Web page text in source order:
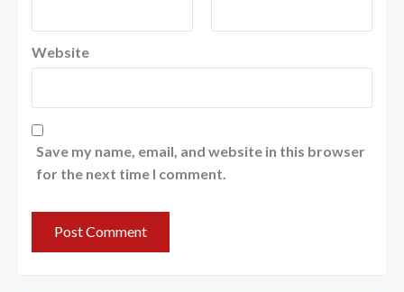
Website
Save my name, email, and website in this browser
for the next time I comment.